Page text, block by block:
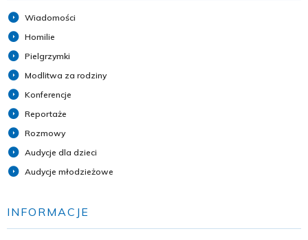
Wiadomości
Homilie
Pielgrzymki
Modlitwa za rodziny
Konferencje
Reportaże
Rozmowy
Audycje dla dzieci
Audycje młodzieżowe
INFORMACJE